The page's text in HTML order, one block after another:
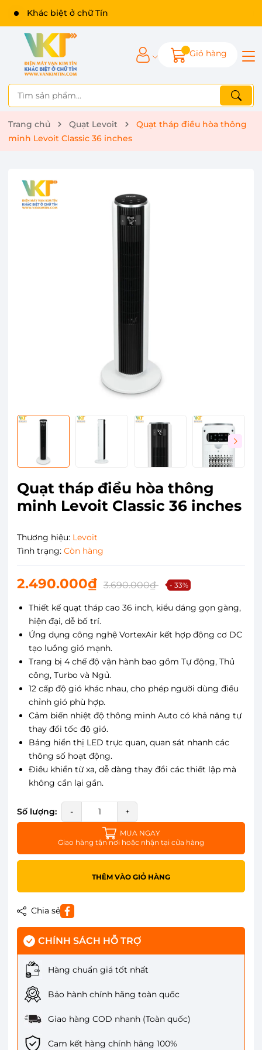
Giỏ hàng
Trang chủ Quạt Levoit
Quạt tháp điều hòa thông
minh Levoit Classic 36 inches
Quạt tháp điều hòa thông
minh Levoit Classic 36 inches
Thương hiệu: Levoit
Tình trạng: Còn hàng
2.490.000₫ 3.690.000₫ - 33%
Thiết kế quạt tháp cao 36 inch, kiểu dáng gọn gàng,
hiện đại, dễ bố trí.
Ứng dụng công nghệ VortexAir kết hợp động cơ DC
tạo luồng gió mạnh.
Trang bị 4 chế độ vận hành bao gồm Tự động, Thủ
công, Turbo và Ngủ.
12 cấp độ gió khác nhau, cho phép người dùng điều
chỉnh gió phù hợp.
Cảm biến nhiệt độ thông minh Auto có khả năng tự
thay đổi tốc độ gió.
Bảng hiển thị LED trực quan, quan sát nhanh các
thông số hoạt động.
Điều khiển từ xa, dễ dàng thay đổi các thiết lập mà
không cần lại gần.
Số lượng: - +
MUA NGAY
Giao hàng tận nơi hoặc nhận tại cửa hàng
THÊM VÀO GIỎ HÀNG
Chia sẻ
CHÍNH SÁCH HỖ TRỢ
Hàng chuẩn giá tốt nhất
Bảo hành chính hãng toàn quốc
Giao hàng COD nhanh (Toàn quốc)
Cam kết hàng chính hãng 100%